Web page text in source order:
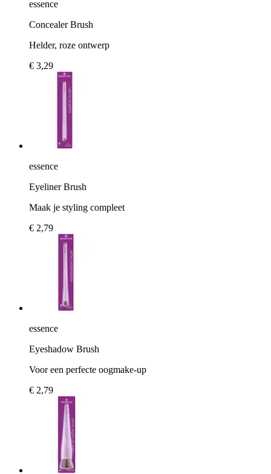
essence
Concealer Brush
Helder, roze ontwerp
€ 3,29
essence
Eyeliner Brush
Maak je styling compleet
€ 2,79
essence
Eyeshadow Brush
Voor een perfecte oogmake-up
€ 2,79